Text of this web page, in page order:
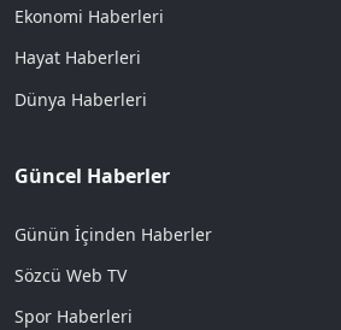
Ekonomi Haberleri
Hayat Haberleri
Dünya Haberleri
Güncel Haberler
Günün İçinden Haberler
Sözcü Web TV
Spor Haberleri